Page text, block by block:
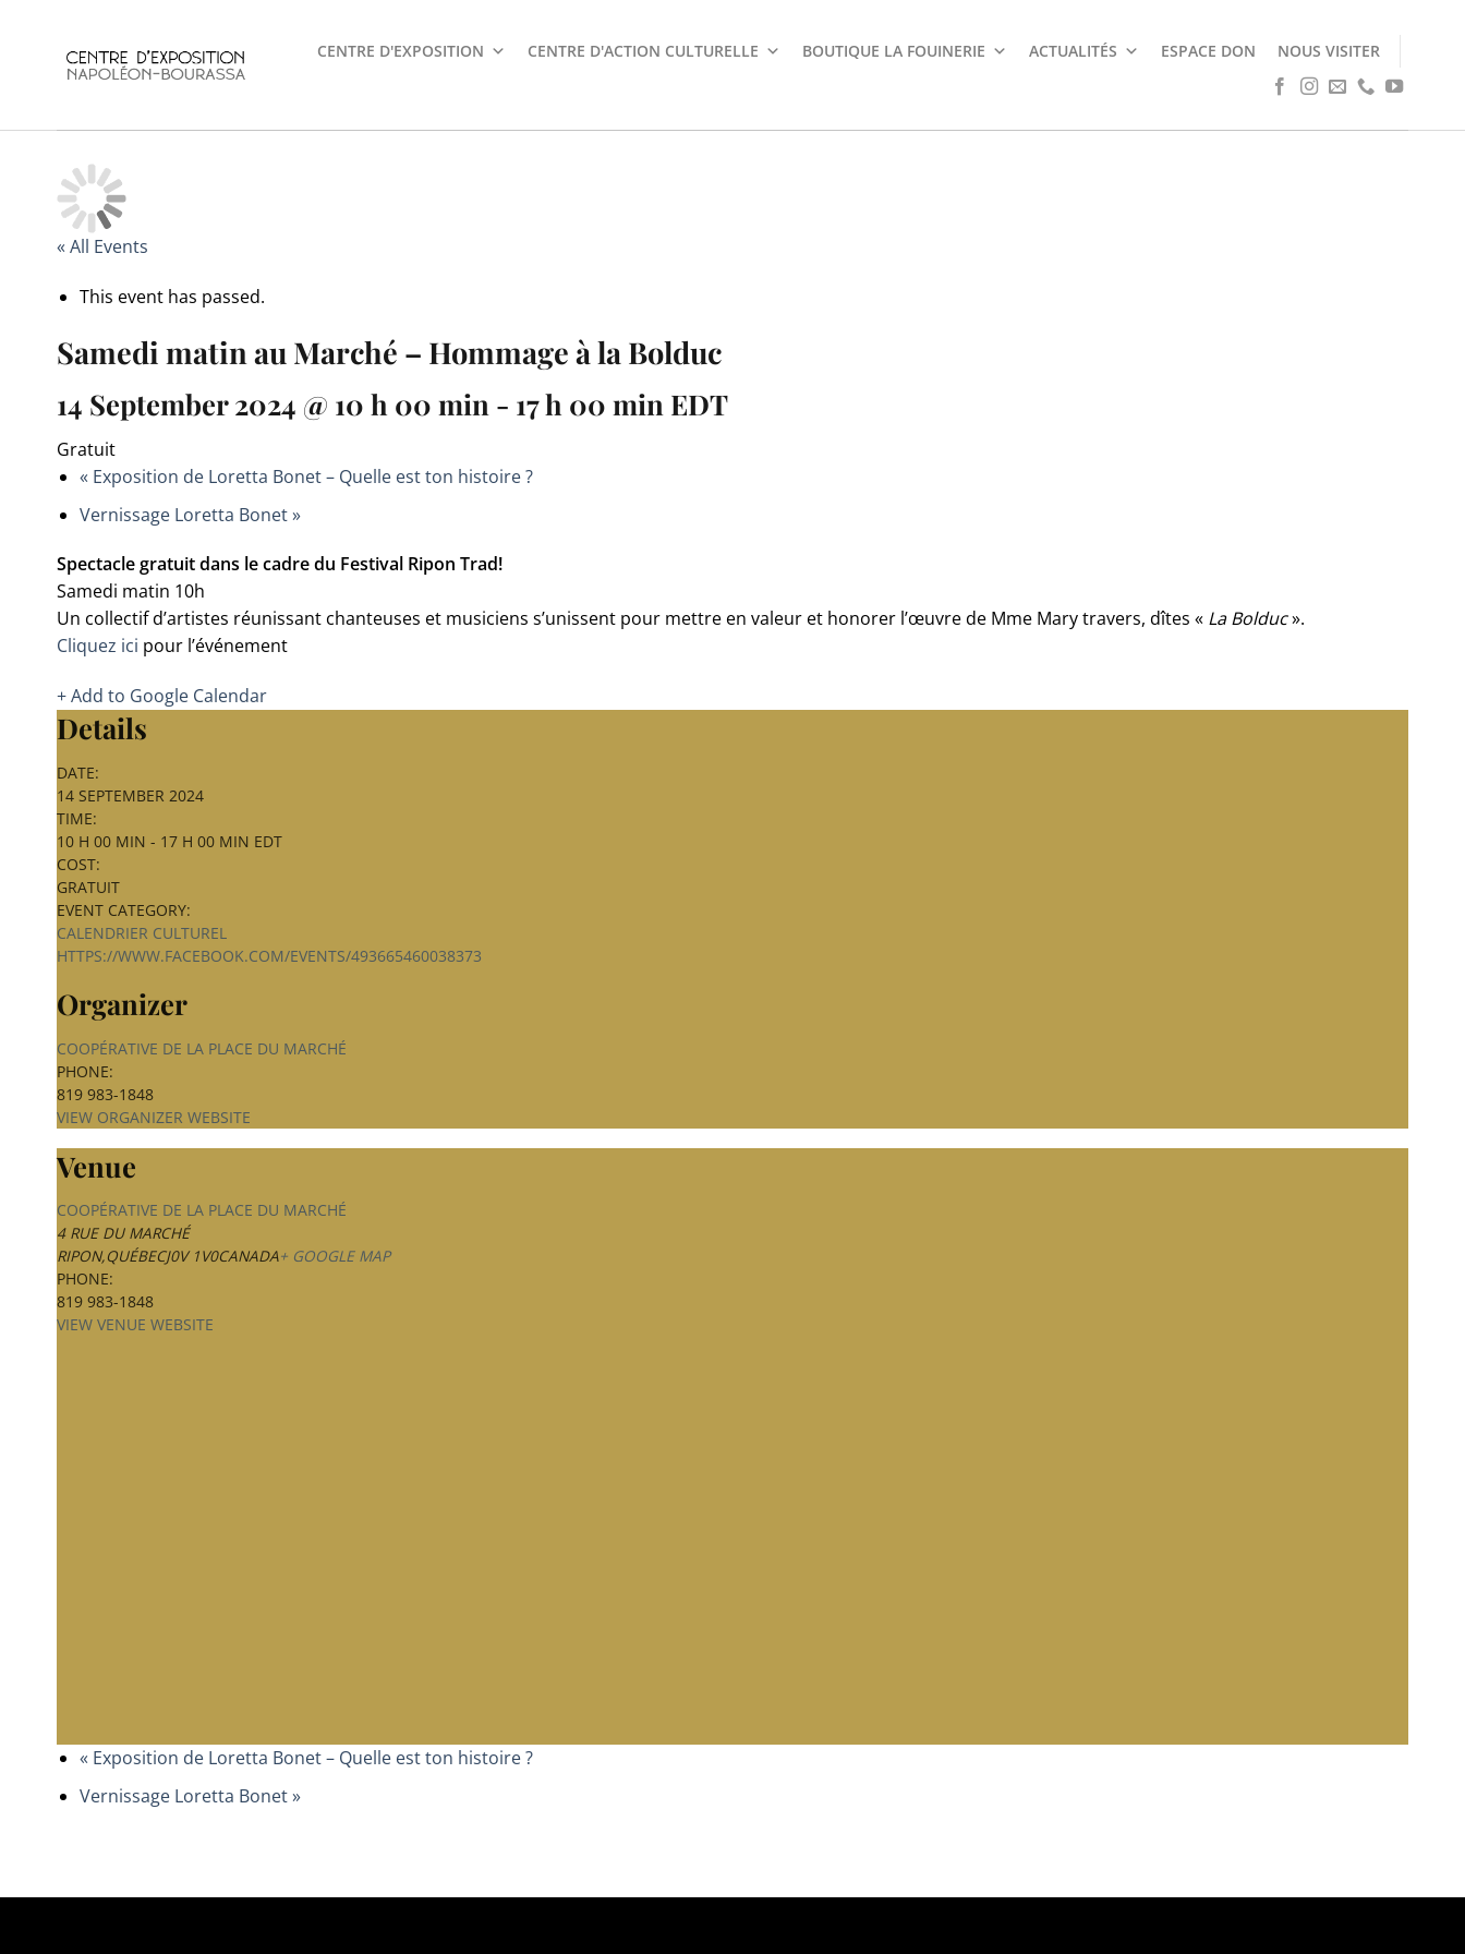
CENTRE D'EXPOSITION CENTRE D'ACTION CULTURELLE BOUTIQUE LA FOUINERIE ACTUALITÉS ESPACE DON NOUS VISITER
« All Events
This event has passed.
Samedi matin au Marché – Hommage à la Bolduc
14 September 2024 @ 10 h 00 min - 17 h 00 min EDT
Gratuit
«Exposition de Loretta Bonet – Quelle est ton histoire ?
Vernissage Loretta Bonet»
Spectacle gratuit dans le cadre du Festival Ripon Trad!
Samedi matin 10h
Un collectif d’artistes réunissant chanteuses et musiciens s’unissent pour mettre en valeur et honorer l’œuvre de Mme Mary travers, dîtes « La Bolduc».
Cliquez ici pour l’événement
+ Add to Google Calendar
Details
DATE:
14 SEPTEMBER 2024
TIME:
10 H 00 MIN - 17 H 00 MIN EDT
COST:
GRATUIT
EVENT CATEGORY:
CALENDRIER CULTUREL
HTTPS://WWW.FACEBOOK.COM/EVENTS/493665460038373
Organizer
COOPÉRATIVE DE LA PLACE DU MARCHÉ
PHONE:
819 983-1848
VIEW ORGANIZER WEBSITE
Venue
COOPÉRATIVE DE LA PLACE DU MARCHÉ
4 RUE DU MARCHÉ
RIPON,QUÉBECJ0V 1V0CANADA+ GOOGLE MAP
PHONE:
819 983-1848
VIEW VENUE WEBSITE
«Exposition de Loretta Bonet – Quelle est ton histoire ?
Vernissage Loretta Bonet»